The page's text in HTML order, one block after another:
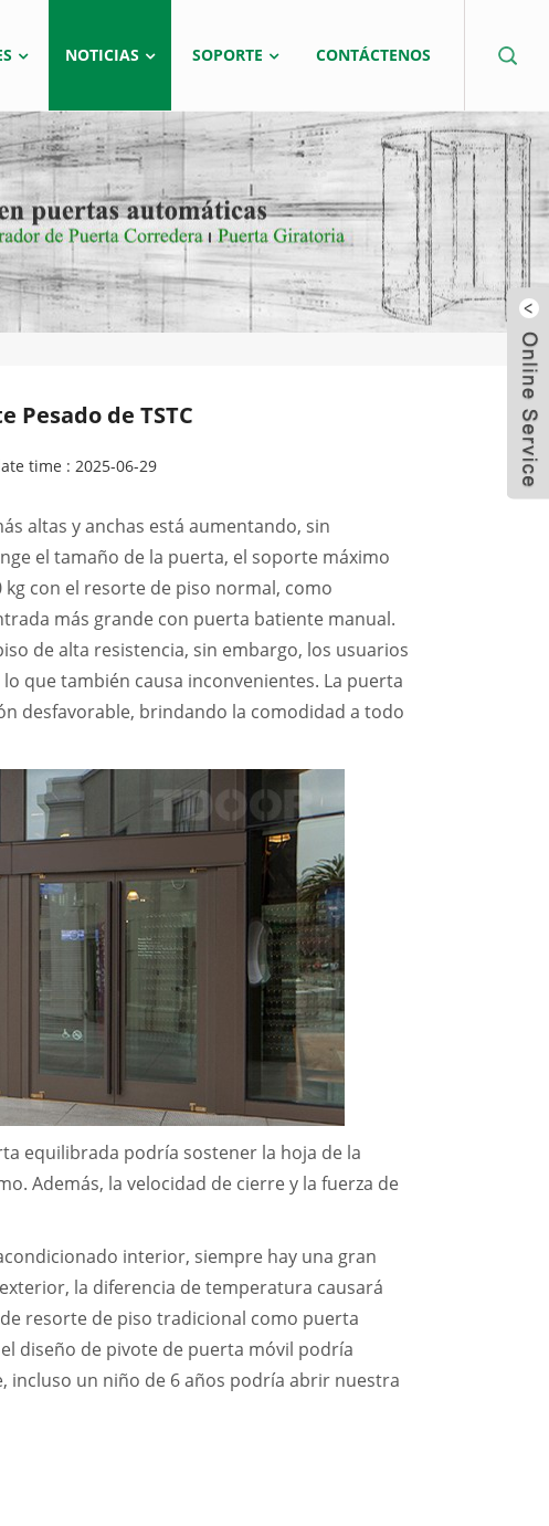
NOTICIAS SOPORTE CONTÁCTENOS
Pesado de TSTC
time : 2025-06-29
altas y anchas está aumentando, sin
el tamaño de la puerta, el soporte máximo
con el resorte de piso normal, como
más grande con puerta batiente manual.
de alta resistencia, sin embargo, los usuarios
que también causa inconvenientes. La puerta
desfavorable, brindando la comodidad a todo
equilibrada podría sostener la hoja de la
Además, la velocidad de cierre y la fuerza de
interior, siempre hay una gran
la diferencia de temperatura causará
resorte de piso tradicional como puerta
diseño de pivote de puerta móvil podría
un niño de 6 años podría abrir nuestra